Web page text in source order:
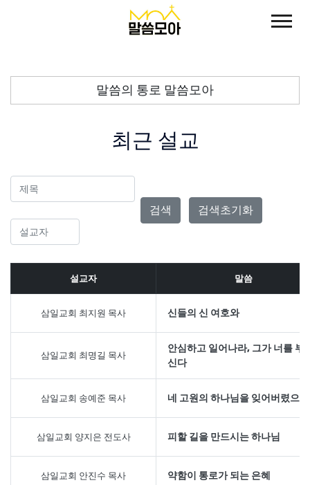
말씀의 통로 말씀모아
최근 설교
검색초기화
설교자 말씀
삼일교회 최지원 목사 ​신들의 신 여호와
삼일교회 최명길 목사
안심하고 일어나라, 그가 너를 부
신다
삼일교회 송예준 목사 ​네 고원의 하나님을 잊어버렸으며​​
삼일교회 양지은 전도사 ​피할 길을 만드시는 하나님​
삼일교회 안진수 목사 ​약함이 통로가 되는 은혜​